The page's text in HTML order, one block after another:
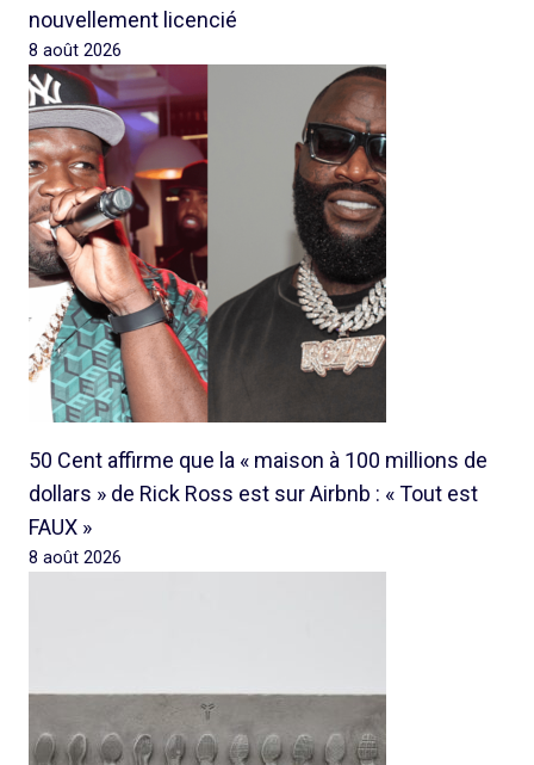
nouvellement licencié
8 août 2026
50 Cent affirme que la « maison à 100 millions de
dollars » de Rick Ross est sur Airbnb : « Tout est
FAUX »
8 août 2026